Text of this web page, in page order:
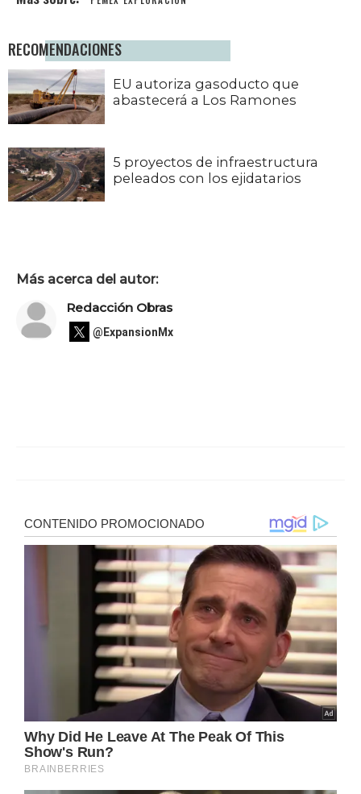
RECOMENDACIONES
EU autoriza gasoducto que
abastecerá a Los Ramones
5 proyectos de infraestructura
peleados con los ejidatarios
Más acerca del autor:
Redacción Obras
@ExpansionMx